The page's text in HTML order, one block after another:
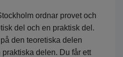
ordnar provet och
del och en praktisk del.
den teoretiska delen
delen. Du får ett